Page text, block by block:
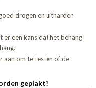
drogen en uitharden
er een kans dat het behang
aan om te testen of de
geplakt?